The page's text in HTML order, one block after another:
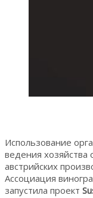
Использование
ведения хозяйства
австрийских
Ассоциация
запустила проект